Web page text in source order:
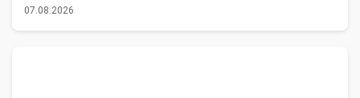
07.08.2026